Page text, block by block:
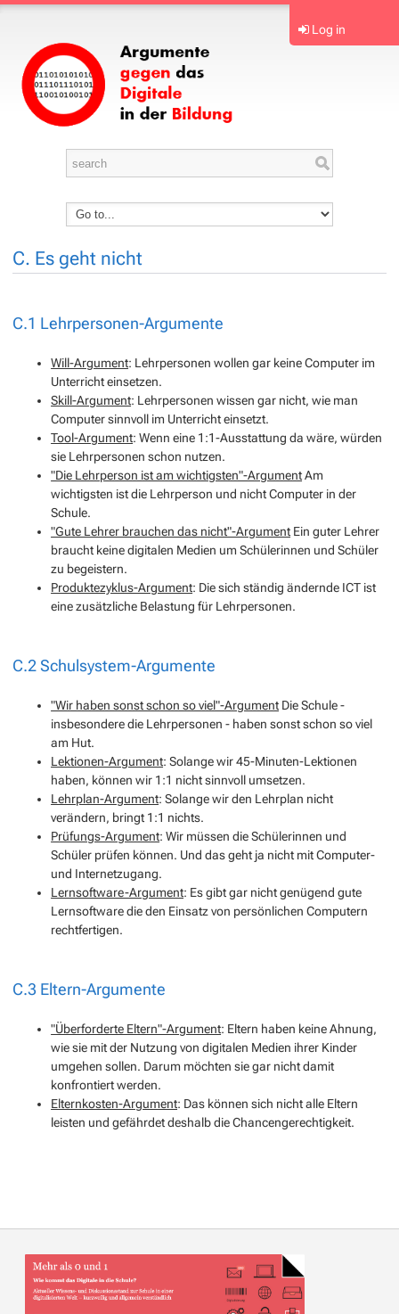
Log in
C. Es geht nicht
C.1 Lehrpersonen-Argumente
Will-Argument: Lehrpersonen wollen gar keine Computer im
Unterricht einsetzen.
Skill-Argument: Lehrpersonen wissen gar nicht, wie man
Computer sinnvoll im Unterricht einsetzt.
Tool-Argument: Wenn eine 1:1-Ausstattung da wäre, würden
sie Lehrpersonen schon nutzen.
"Die Lehrperson ist am wichtigsten"-ArgumentAm
wichtigsten ist die Lehrperson und nicht Computer in der
Schule.
"Gute Lehrer brauchen das nicht"-Argument Ein guter Lehrer
braucht keine digitalen Medien um Schülerinnen und Schüler
zu begeistern.
Produktezyklus-Argument: Die sich ständig ändernde ICT ist
eine zusätzliche Belastung für Lehrpersonen.
C.2 Schulsystem-Argumente
"Wir haben sonst schon so viel"-Argument Die Schule -
insbesondere die Lehrpersonen - haben sonst schon so viel
am Hut.
Lektionen-Argument: Solange wir 45-Minuten-Lektionen
haben, können wir 1:1 nicht sinnvoll umsetzen.
Lehrplan-Argument: Solange wir den Lehrplan nicht
verändern, bringt 1:1 nichts.
Prüfungs-Argument: Wir müssen die Schülerinnen und
Schüler prüfen können. Und das geht ja nicht mit Computer-
und Internetzugang.
Lernsoftware-Argument: Es gibt gar nicht genügend gute
Lernsoftware die den Einsatz von persönlichen Computern
rechtfertigen.
C.3 Eltern-Argumente
"Überforderte Eltern"-Argument: Eltern haben keine Ahnung,
wie sie mit der Nutzung von digitalen Medien ihrer Kinder
umgehen sollen. Darum möchten sie gar nicht damit
konfrontiert werden.
Elternkosten-Argument: Das können sich nicht alle Eltern
leisten und gefährdet deshalb die Chancengerechtigkeit.